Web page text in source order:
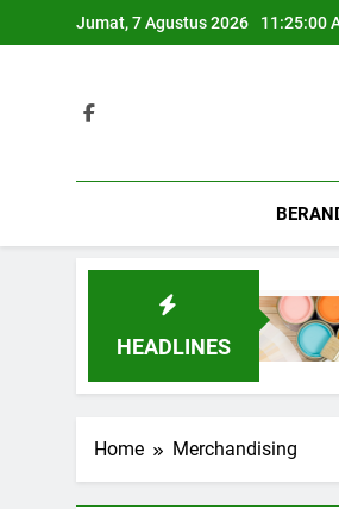
to
Jumat, 7 Agustus 2026 11:25:00
HEADLINES
Acara Spesial
Home Merchandising